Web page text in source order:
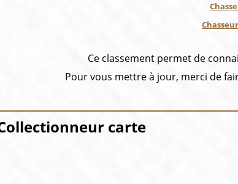
Ce classement permet de
Pour vous mettre à jour, merci de
carte